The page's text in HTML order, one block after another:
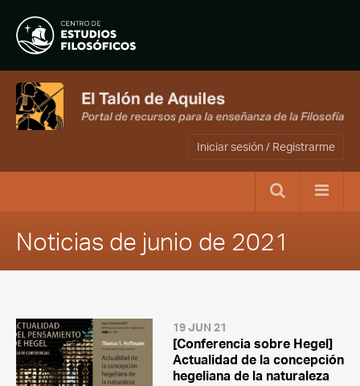
Iniciar sesión / Registrarme
Noticias de junio de 2021
19 JUN 21
[Conferencia sobre Hegel]
Actualidad de la concepción
hegeliana de la naturaleza